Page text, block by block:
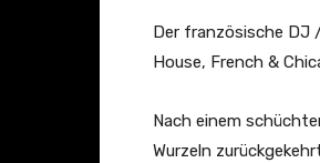
Der französische DJ
House, French &
Nach einem
Wurzeln